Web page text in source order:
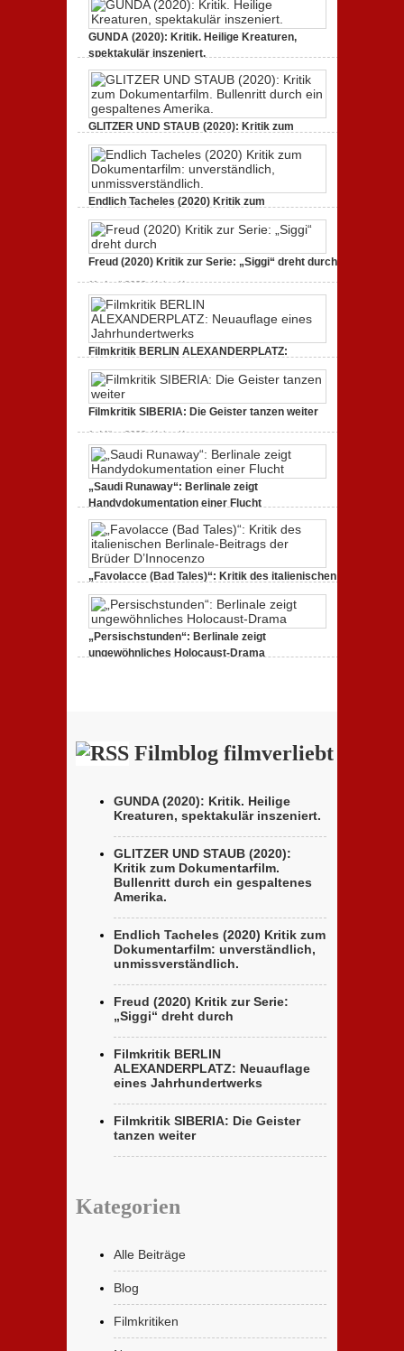
GUNDA (2020): Kritik. Heilige Kreaturen,
spektakulär inszeniert.
21. April 2021,Keine Kommentare zu
GUNDA
(2020):
Heilige
Kreaturen,
inszeniert.
GLITZER UND STAUB (2020): Kritik zum
Dokumentarfilm. Bullenritt durch ein
gespaltenes Amerika.
3. Oktober 2020,Keine Kommentare
GLITZER
UND
(2020):
Kritik
Dokumentarfilm.
Bullenritt
Endlich Tacheles (2020) Kritik zum
Dokumentarfilm: unverständlich,
unmissverständlich.
19. Mai 2020,Keine Kommentarezu
Endlich
Dokumentarfilm:
unmissverständlich.
Freud (2020) Kritik zur Serie: „Siggi“ dreht durch
11. April 2020,Keine Kommentarezu
Freud
Kritik
„Siggi“
dreht
durch
Filmkritik BERLIN ALEXANDERPLATZ:
Neuauflage eines Jahrhundertwerks
1. März 2020,
BERLIN
Neuauflage
eines
Jahrhundertwerks
Filmkritik SIBERIA: Die Geister tanzen weiter
1. März 2020,Keine Kommentarezu
Filmkritik
SIBERIA:
Die
Geister
tanzen
weiter
„Saudi Runaway“: Berlinale zeigt
Handydokumentation einer Flucht
27. Februar 2020, Keine Kommentarezu
„Saudi
Runaway“:
zeigt
Handydokumentation
Flucht
„Favolacce (Bad Tales)“: Kritik des italienischen
Berlinale-Beitrags der Brüder D’Innocenzo
25. Februar 2020,Keine Kommentarezu
„Favolacce
(Bad
Kritik
„Persischstunden“: Berlinale zeigt
ungewöhnliches Holocaust-Drama
Filmblog filmverliebt
GUNDA (2020): Kritik. Heilige
Kreaturen, spektakulär inszeniert.
GLITZER UND STAUB (2020):
Kritik zum Dokumentarfilm.
Bullenritt durch ein gespaltenes
Amerika.
Endlich Tacheles (2020) Kritik zum
Dokumentarfilm: unverständlich,
unmissverständlich.
Freud (2020) Kritik zur Serie:
„Siggi“ dreht durch
Filmkritik BERLIN
ALEXANDERPLATZ: Neuauflage
eines Jahrhundertwerks
Filmkritik SIBERIA: Die Geister
tanzen weiter
Kategorien
Alle Beiträge
Blog
Filmkritiken